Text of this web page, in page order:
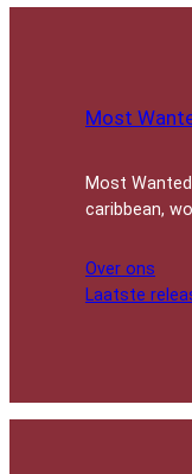
Most
Most
caribbean,
Over ons
Laatste